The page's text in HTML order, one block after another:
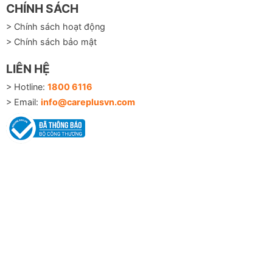
CHÍNH SÁCH
> Chính sách hoạt động
> Chính sách bảo mật
LIÊN HỆ
> Hotline: 1800 6116
> Email: info@careplusvn.com